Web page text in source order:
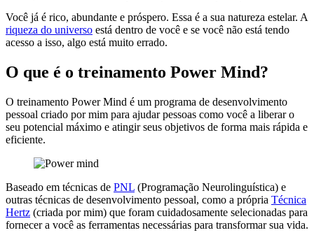
Você já é rico, abundante e próspero. Essa é a sua natureza estelar. A
riqueza do universo está dentro de você e se você não está tendo
acesso a isso, algo está muito errado.
O que é o treinamento Power Mind?
O treinamento Power Mind é um programa de desenvolvimento
pessoal criado por mim para ajudar pessoas como você a liberar o
seu potencial máximo e atingir seus objetivos de forma mais rápida e
eficiente.
Baseado em técnicas de PNL (Programação Neurolinguística) e
outras técnicas de desenvolvimento pessoal, como a própria Técnica
Hertz (criada por mim) que foram cuidadosamente selecionadas para
fornecer a você as ferramentas necessárias para transformar sua vida.